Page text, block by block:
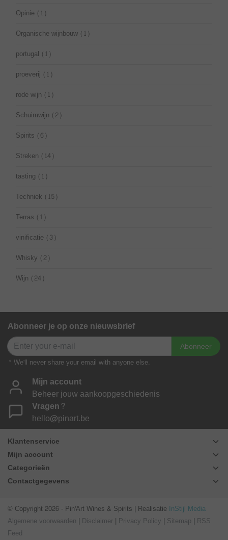
Opinie (1)
Organische wijnbouw (1)
portugal (1)
proeverij (1)
rode wijn (1)
Schuimwijn (2)
Spirits (6)
Streken (14)
tasting (1)
Techniek (15)
Terras (1)
vinificatie (3)
Whisky (2)
Wijn (24)
Abonneer je op onze nieuwsbrief
Abonneer
* We'll never share your email with anyone else.
Mijn account
Beheer jouw aankoopgeschiedenis
Vragen?
hello@pinart.be
Klantenservice
Mijn account
Categorieën
Contactgegevens
© Copyright 2026 - Pin'Art Wines & Spirits | Realisatie InStijl Media
Algemene voorwaarden | Disclaimer | Privacy Policy | Sitemap | RSS
Feed